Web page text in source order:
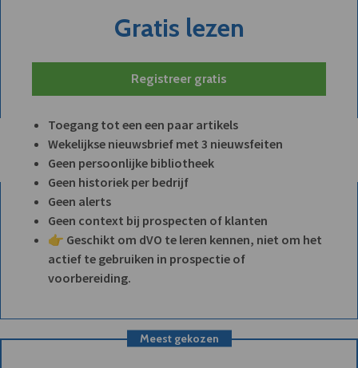
Gratis lezen
Registreer gratis
Toegang tot een een paar artikels
Wekelijkse nieuwsbrief met 3 nieuwsfeiten
Geen persoonlijke bibliotheek
Geen historiek per bedrijf
Geen alerts
Geen context bij prospecten of klanten
👉 Geschikt om dVO te leren kennen, niet om het
actief te gebruiken in prospectie of
voorbereiding.
Meest gekozen